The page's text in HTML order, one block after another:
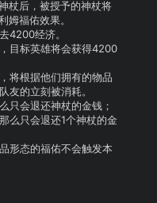
杖后，被授予的神杖将
姆福佑效果。
4200经济。
目标英雄将会获得4200
将根据他们拥有的物品
友的立刻被消耗。
只会退还神杖的金钱；
么只会退还1个神杖的金
形态的福佑不会触发本